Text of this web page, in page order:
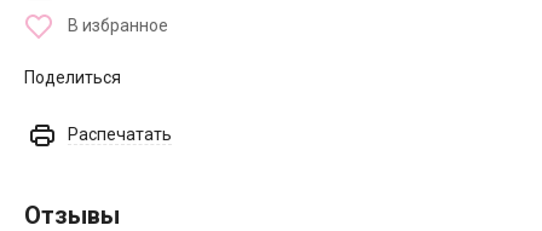
В избранное
Поделиться
Распечатать
Отзывы